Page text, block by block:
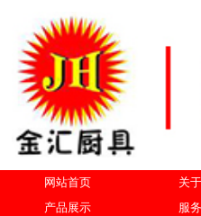
网站首页 关
产品展示
服